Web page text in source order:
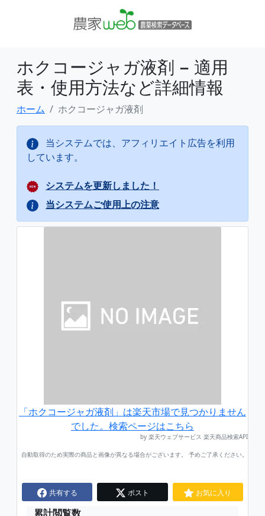
ホクコージャガ液剤 − 適用
表・使用方法など詳細情報
ホーム ホクコージャガ液剤
当システムでは、アフィリエイト広告を利用
しています。
システムを更新しました！
当システムご使用上の注意
「ホクコージャガ液剤」は楽天市場で見つかりません
でした。検索ページはこちら
by 楽天ウェブサービス 楽天商品検索API
自動取得のため実際の商品と画像が異なる場合がございます。 予めご了承ください。
共有する ポスト お気に入り
累計閲覧数